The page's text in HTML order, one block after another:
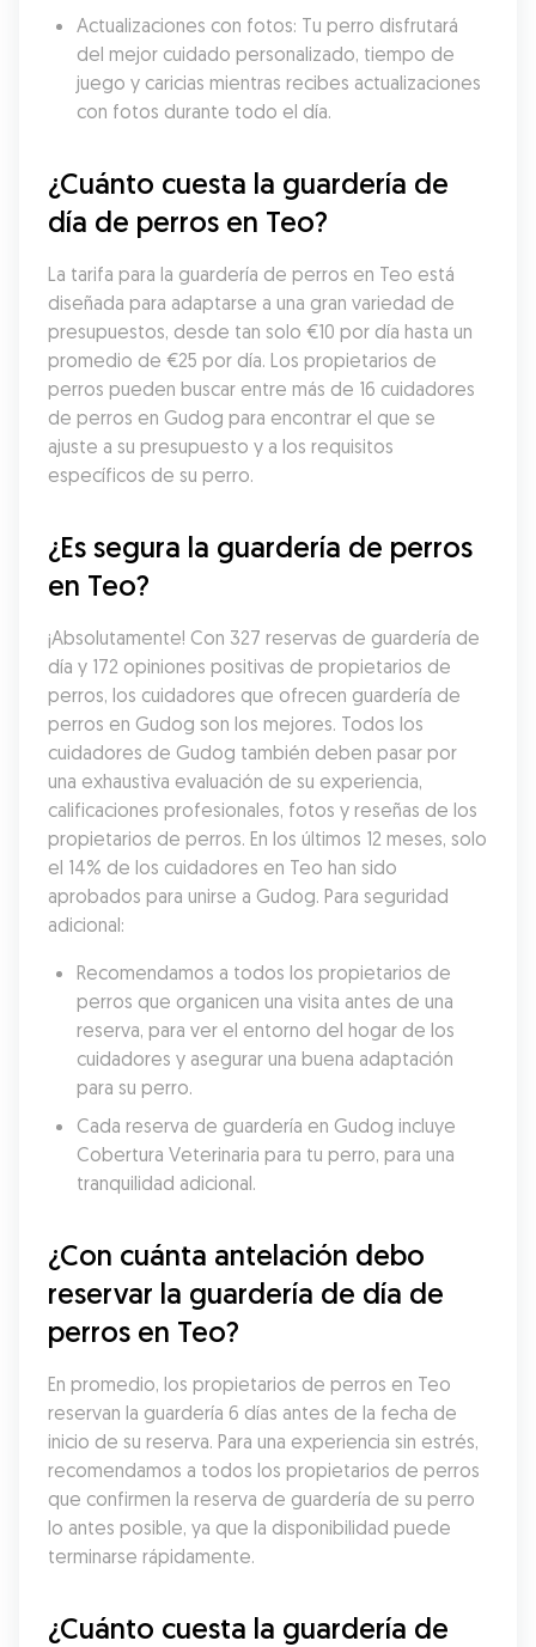
Actualizaciones con fotos: Tu perro disfrutará
del mejor cuidado personalizado, tiempo de
juego y caricias mientras recibes actualizaciones
con fotos durante todo el día.
¿Cuánto cuesta la guardería de
día de perros en Teo?
La tarifa para la guardería de perros en Teo está
diseñada para adaptarse a una gran variedad de
presupuestos, desde tan solo €10 por día hasta un
promedio de €25 por día. Los propietarios de
perros pueden buscar entre más de 16 cuidadores
de perros en Gudog para encontrar el que se
ajuste a su presupuesto y a los requisitos
específicos de su perro.
¿Es segura la guardería de perros
en Teo?
¡Absolutamente! Con 327 reservas de guardería de
día y 172 opiniones positivas de propietarios de
perros, los cuidadores que ofrecen guardería de
perros en Gudog son los mejores. Todos los
cuidadores de Gudog también deben pasar por
una exhaustiva evaluación de su experiencia,
calificaciones profesionales, fotos y reseñas de los
propietarios de perros. En los últimos 12 meses, solo
el 14% de los cuidadores en Teo han sido
aprobados para unirse a Gudog. Para seguridad
adicional:
Recomendamos a todos los propietarios de
perros que organicen una visita antes de una
reserva, para ver el entorno del hogar de los
cuidadores y asegurar una buena adaptación
para su perro.
Cada reserva de guardería en Gudog incluye
Cobertura Veterinaria para tu perro, para una
tranquilidad adicional.
¿Con cuánta antelación debo
reservar la guardería de día de
perros en Teo?
En promedio, los propietarios de perros en Teo
reservan la guardería 6 días antes de la fecha de
inicio de su reserva. Para una experiencia sin estrés,
recomendamos a todos los propietarios de perros
que confirmen la reserva de guardería de su perro
lo antes posible, ya que la disponibilidad puede
terminarse rápidamente.
¿Cuánto cuesta la guardería de